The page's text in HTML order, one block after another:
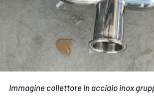
Immagine collettore in acciaio inox